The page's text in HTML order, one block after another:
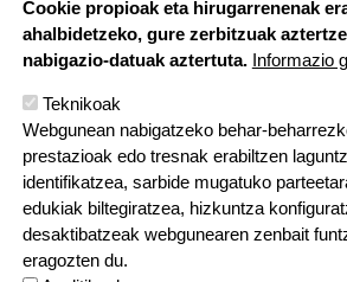
Cookie propioak eta hirugarrenenak
ahalbidetzeko, gure zerbitzuak
nabigazio-datuak aztertuta. Informazio
Teknikoak
Webgunean nabigatzeko behar-
prestazioak edo tresnak erabiltzen
identifikatzea, sarbide mugatuko
edukiak biltegiratzea, hizkuntza
desaktibatzeak webgunearen zenbait
eragozten du.